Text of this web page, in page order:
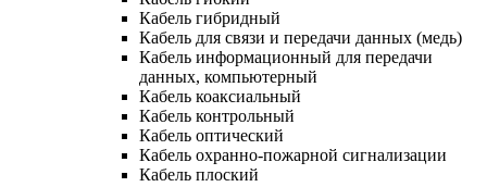
Кабель гибридный
Кабель для связи и передачи данных (медь)
Кабель информационный для передачи
данных, компьютерный
Кабель коаксиальный
Кабель контрольный
Кабель оптический
Кабель охранно-пожарной сигнализации
Кабель плоский